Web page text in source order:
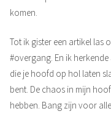
komen.
Tot ik gister een artikel las
#overgang. En ik herkende
die je hoofd op hol laten
bent. De chaos in mijn
hebben. Bang zijn voor